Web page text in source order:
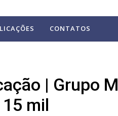
CONTATOS
| Grupo
mil